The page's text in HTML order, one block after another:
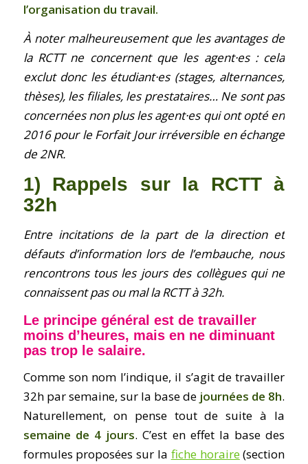
l’organisation du travail.
À noter malheureusement que les avantages de
la RCTT ne concernent que les agent·es : cela
exclut donc les étudiant·es (stages, alternances,
thèses), les filiales, les prestataires… Ne sont pas
concernées non plus les agent·es qui ont opté en
2016 pour le Forfait Jour irréversible en échange
de 2NR.
1) Rappels sur la RCTT à
32h
Entre incitations de la part de la direction et
défauts d’information lors de l’embauche, nous
rencontrons tous les jours des collègues qui ne
connaissent pas ou mal la RCTT à 32h.
Le principe général est de travailler
moins d’heures, mais en ne diminuant
pas trop le salaire.
Comme son nom l’indique, il s’agit de travailler
32h par semaine, sur la base de journées de 8h.
Naturellement, on pense tout de suite à la
semaine de 4 jours. C’est en effet la base des
formules proposées sur la fiche horaire(section